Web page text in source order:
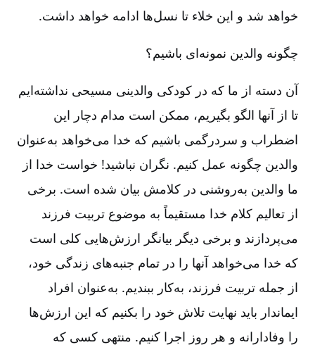
خواهد شد و این خلاء تا نسل‌ها ادامه خواهد داشت.
چگونه والدین نمونه‌ای باشیم؟
آن دسته از ما که در کودکی والدینی مسیحی نداشته‌ایم
تا از آنها الگو بگیریم، ممکن است مدام دچار این
اضطراب و سردرگمی باشیم که خدا می‌خواهد به‌عنوان
والدین چگونه عمل کنیم. نگران نباشید! خواست خدا از
ما والدین به‌روشنی در کلامش بیان شده است. برخی
از تعالیم کلام خدا مستقیماً به موضوع تربیت فرزند
می‌پردازند و برخی دیگر بیانگر ارزش‌هایی کلی است
که خدا می‌خواهد آنها را در تمام جنبه‌های زندگی خود،
از جمله تربیت فرزند، به‌کار ببندیم. به‌عنوان افراد
ایماندار باید نهایت تلاش خود را بکنیم که این ارزش‌ها
را وفادارانه و هر روز اجرا کنیم. منتهی کسی که